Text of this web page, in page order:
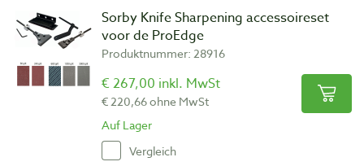
Sorby Knife Sharpening accessoireset
voor de ProEdge
Produktnummer: 28916
€ 267,00 inkl. MwSt
€ 220,66 ohne MwSt
Auf Lager
Vergleich